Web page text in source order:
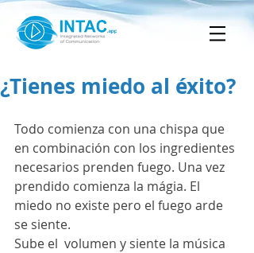
¿Tienes miedo al éxito?
Todo comienza con una chispa que
en combinación con los ingredientes
necesarios prenden fuego. Una vez
prendido comienza la mágia. El
miedo no existe pero el fuego arde
se siente.
Sube el  volumen y siente la música